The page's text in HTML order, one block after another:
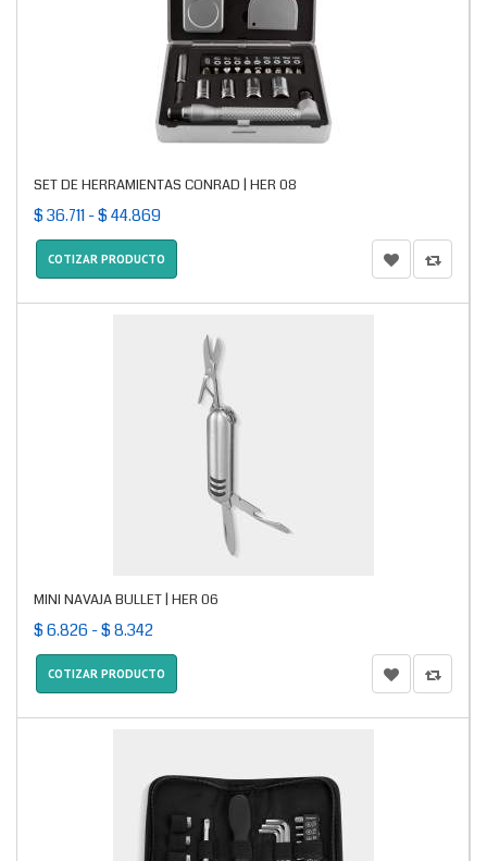
SET DE HERRAMIENTAS CONRAD | HER 08
$ 36.711 - $ 44.869
COTIZAR PRODUCTO
MINI NAVAJA BULLET | HER 06
$ 6.826 - $ 8.342
COTIZAR PRODUCTO